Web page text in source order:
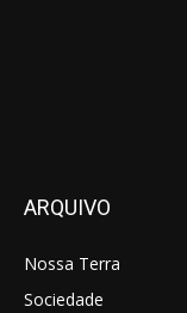
ARQUIVO
Nossa Terra
Sociedade